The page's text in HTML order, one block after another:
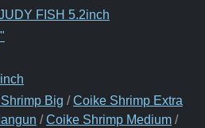
FISH 5.2inch
Big /Coike Shrimp Extra
/Coike Shrimp Medium /